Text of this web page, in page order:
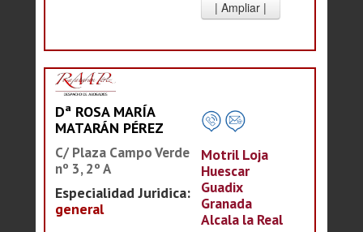
Dª ROSA MARÍA
MATARÁN PÉREZ
C/ Plaza Campo Verde
nº 3, 2º A
Especialidad Juridica:
general
Motril Loja
Huescar
Guadix
Granada
Alcala la Real